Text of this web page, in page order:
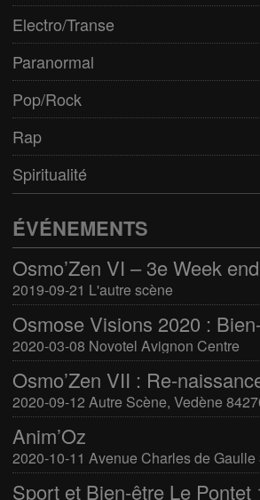
Electro/Transe
Paranormal
Pop/Rock
Rap
Spiritualité
ÉVÉNEMENTS
2019-09-21 L'autre scène
2020-03-08 Novotel Avignon Centre
Osmo’Zen VII : Re-
2020-09-12 Autre Scène, Vedène
Anim’Oz